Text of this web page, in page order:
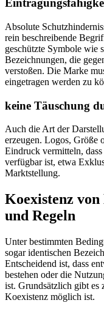
Absolute
rein beschreibende
geschützte Symbole wie
Bezeichnungen, die
verstoßen. Die Marke
eingetragen werden zu
keine Täuschung
Auch die Art der
erzeugen. Logos, Größe
Eindruck vermitteln,
verfügbar ist, etwa
Marktstellung.
Koexistenz
und Regeln
Unter bestimmten
sogar identischen
Entscheidend ist, dass
bestehen oder die
ist. Grundsätzlich gibt es
Koexistenz möglich ist.